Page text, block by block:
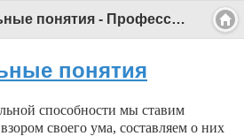
Предварительные понятия - Профессиональный педагог
понятия
способности мы ставим
своего ума, составляем о них